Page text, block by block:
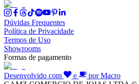
Dúvidas Frequentes
Política de Privacidade
Termos de Uso
Showrooms
Formas de pagamento
Desenvolvido com e
por Macro